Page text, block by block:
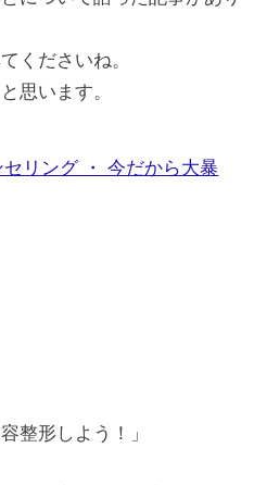
くださいね。
思います。
リング ・ 今だから大暴
整形しよう！」